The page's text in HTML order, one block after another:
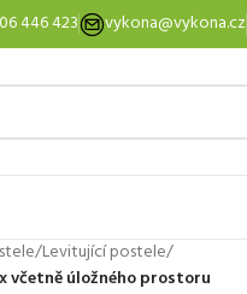
446 423 vykona@vykona.cz
/Levitující postele/
včetně úložného prostoru